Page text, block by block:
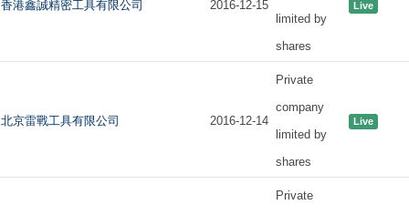
香港鑫誠精密工具有限公司 2016-12-15
limited by
shares
Live
北京雷戰工具有限公司 2016-12-14
Private
company
limited by
shares
Live
Private